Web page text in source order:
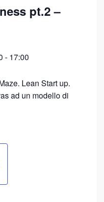
pt.2 –
- 17:00
Lean Start up.
ad un modello di